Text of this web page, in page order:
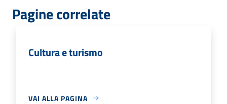
Pagine correlate
Cultura e turismo
VAI ALLA PAGINA